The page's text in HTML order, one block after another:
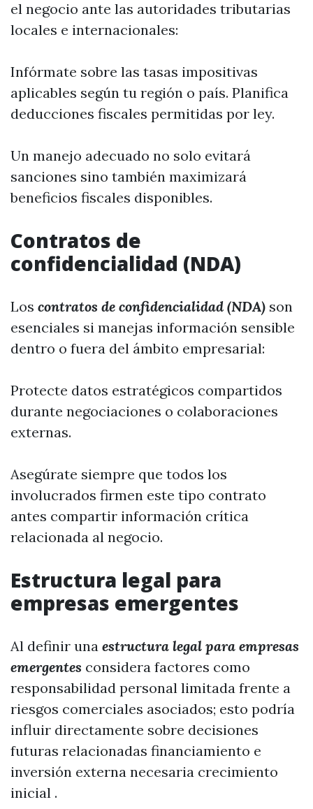
el negocio ante las autoridades tributarias
locales e internacionales:
Infórmate sobre las tasas impositivas
aplicables según tu región o país. Planifica
deducciones fiscales permitidas por ley.
Un manejo adecuado no solo evitará
sanciones sino también maximizará
beneficios fiscales disponibles.
Contratos de
confidencialidad (NDA)
Los contratos de confidencialidad (NDA) son
esenciales si manejas información sensible
dentro o fuera del ámbito empresarial:
Protecte datos estratégicos compartidos
durante negociaciones o colaboraciones
externas.
Asegúrate siempre que todos los
involucrados firmen este tipo contrato
antes compartir información crítica
relacionada al negocio.
Estructura legal para
empresas emergentes
Al definir una estructura legal para empresas
emergentes considera factores como
responsabilidad personal limitada frente a
riesgos comerciales asociados; esto podría
influir directamente sobre decisiones
futuras relacionadas financiamiento e
inversión externa necesaria crecimiento
inicial .